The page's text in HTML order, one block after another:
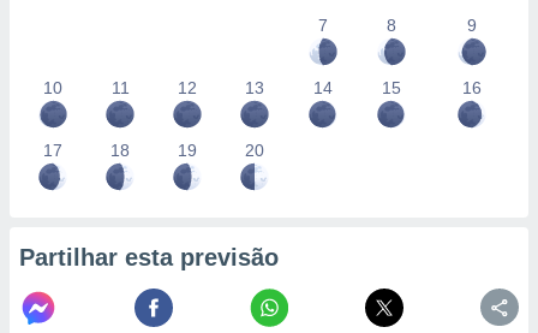
7
8 9
10 11 12 13 14 15 16
17 18 19 20
Partilhar esta previsão